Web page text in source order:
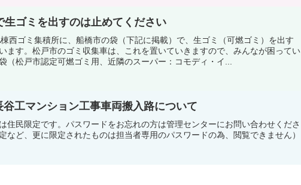
生ゴミを出すのは止めてください
西ゴミ集積所に、船橋市の袋（下記に掲載）で、生ゴミ（可燃ゴミ）を出す
ます。松戸市のゴミ収集車は、これを置いていきますので、みんなが困ってい
（松戸市認定可燃ゴミ用、近隣のスーパー：コモディ・イ...
谷工マンション工事車両搬入路について
住民限定です。パスワードをお忘れの方は管理センターにお問い合わせくださ
など、更に限定されたものは担当者専用のパスワードの為、閲覧できません）